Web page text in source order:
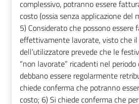
complessivo, potranno essere
costo (ossia senza applicazione del
5) Considerato che possono
effettivamente lavorate, visto che
dell’utilizzatore prevede che le
“non lavorate” ricadenti nel periodo
debbano essere regolarmente
chiede conferma che potranno
costo; 6) Si chiede conferma che